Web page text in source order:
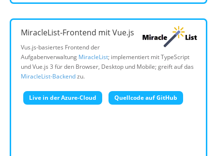
MiracleList-Frontend mit Vue.js
Vus.js-basiertes Frontend der
Aufgabenverwaltung MiracleList; implementiert mit TypeScript
und Vue.js 3 für den Browser, Desktop und Mobile; greift auf das
MiracleList-Backendzu.
Live in der Azure-Cloud Quellcode auf GitHub